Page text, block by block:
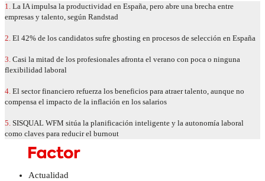
1. La IA impulsa la productividad en España, pero abre una brecha entre
empresas y talento, según Randstad
2. El 42% de los candidatos sufre ghosting en procesos de selección en España
3. Casi la mitad de los profesionales afronta el verano con poca o ninguna
flexibilidad laboral
4. El sector financiero refuerza los beneficios para atraer talento, aunque no
compensa el impacto de la inflación en los salarios
5. SISQUAL WFM sitúa la planificación inteligente y la autonomía laboral
como claves para reducir el burnout
Actualidad